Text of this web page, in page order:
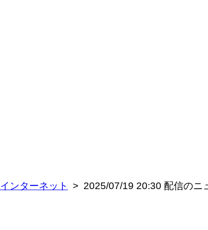
インターネット
2025/07/19 20:30 配信のニ